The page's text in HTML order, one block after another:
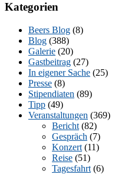
Kategorien
Beers Blog (8)
Blog (388)
Galerie (20)
Gastbeitrag (27)
In eigener Sache (25)
Presse (8)
Stipendiaten (89)
Tipp (49)
Veranstaltungen (369)
Bericht (82)
Gespräch (7)
Konzert (11)
Reise (51)
Tagesfahrt (6)